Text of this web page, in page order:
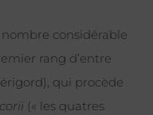
considérable
rang d’entre
qui procède
(« les quatres